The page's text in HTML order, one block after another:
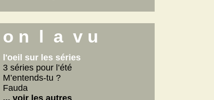
o n l a v u
l'oeil sur les séries
3 séries pour l’été
M’entends-tu ?
Fauda
... voir les autres